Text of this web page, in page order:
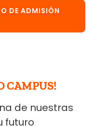
DE ADMISIÓN
CAMPUS!
de nuestras
futuro